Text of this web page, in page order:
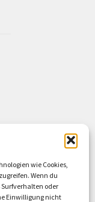
wie Cookies,
Wenn du
oder
Einwilligung nicht